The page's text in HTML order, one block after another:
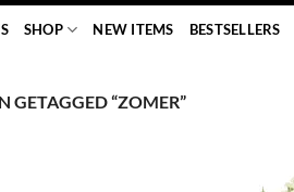
SHOP NEW ITEMS BESTSELLERS
GETAGGED “ZOMER”